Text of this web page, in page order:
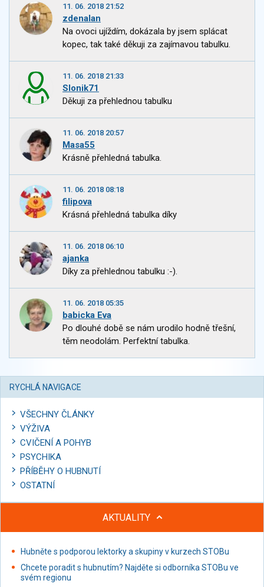
11. 06. 2018 21:52
zdenalan
Na ovoci ujíždím, dokázala by jsem splácat
kopec, tak také děkuji za zajímavou tabulku.
11. 06. 2018 21:33
Slonik71
Děkuji za přehlednou tabulku
11. 06. 2018 20:57
Masa55
Krásně přehledná tabulka.
11. 06. 2018 08:18
filipova
Krásná přehledná tabulka díky
11. 06. 2018 06:10
ajanka
Díky za přehlednou tabulku :-).
11. 06. 2018 05:35
babicka Eva
Po dlouhé době se nám urodilo hodně třešní,
těm neodolám. Perfektní tabulka.
RYCHLÁ NAVIGACE
VŠECHNY ČLÁNKY
VÝŽIVA
CVIČENÍ A POHYB
PSYCHIKA
PŘÍBĚHY O HUBNUTÍ
OSTATNÍ
AKTUALITY
Hubněte s podporou lektorky a skupiny v kurzech STOBu
Chcete poradit s hubnutím? Najděte si odborníka STOBu ve
svém regionu